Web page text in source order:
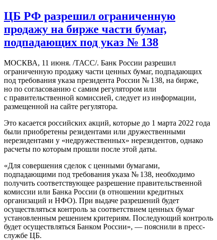
ЦБ РФ разрешил ограниченную
продажу на бирже части бумаг,
подпадающих под указ № 138
МОСКВА, 11 июня. /ТАСС/. Банк России разрешил
ограниченную продажу части ценных бумаг, подпадающих
под требования указа президента России № 138, на бирже,
но по согласованию с самим регулятором или
с правительственной комиссией, следует из информации,
размещенной на сайте регулятора.
Это касается российских акций, которые до 1 марта 2022 года
были приобретены резидентами или дружественными
нерезидентами у «недружественных» нерезидентов, однако
расчеты по которым прошли после этой даты.
«Для совершения сделок с ценными бумагами,
подпадающими под требования указа № 138, необходимо
получить соответствующее разрешение правительственной
комиссии или Банка России (в отношении кредитных
организаций и НФО). При выдаче разрешений будет
осуществляться контроль за соответствием ценных бумаг
установленным решением критериям. Последующий контроль
будет осуществляться Банком России», — пояснили в пресс-
службе ЦБ.